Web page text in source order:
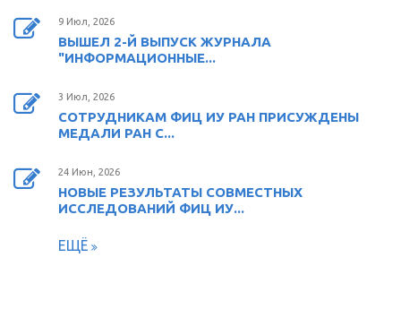
9 Июл, 2026
ВЫШЕЛ 2-Й ВЫПУСК ЖУРНАЛА
"ИНФОРМАЦИОННЫЕ...
3 Июл, 2026
СОТРУДНИКАМ ФИЦ ИУ РАН ПРИСУЖДЕНЫ
МЕДАЛИ РАН С...
24 Июн, 2026
НОВЫЕ РЕЗУЛЬТАТЫ СОВМЕСТНЫХ
ИССЛЕДОВАНИЙ ФИЦ ИУ...
ЕЩЁ